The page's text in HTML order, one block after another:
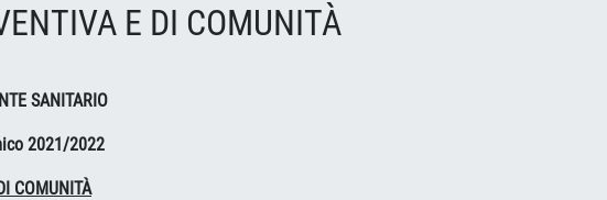
E DI COMUNITÀ
SANITARIO
2021/2022
COMUNITÀ